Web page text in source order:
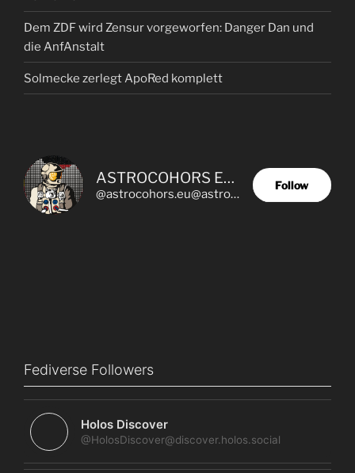
Dem ZDF wird Zensur vorgeworfen: Danger Dan und
die AnfAnstalt
Solmecke zerlegt ApoRed komplett
ASTROCOHORS EUNOIA ULTIMA
@astrocohors.eu@astrocohors.eu
Follow
Fediverse Followers
Holos Discover
@HolosDiscover@discover.holos.social